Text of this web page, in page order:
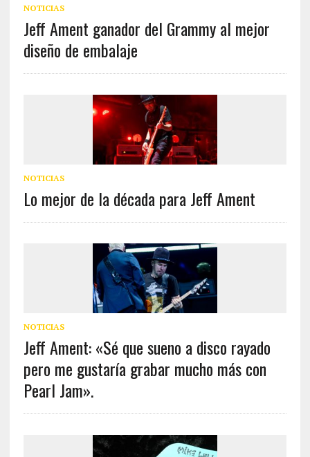
NOTICIAS
Jeff Ament ganador del Grammy al mejor
diseño de embalaje
NOTICIAS
Lo mejor de la década para Jeff Ament
NOTICIAS
Jeff Ament: «Sé que sueno a disco rayado
pero me gustaría grabar mucho más con
Pearl Jam».